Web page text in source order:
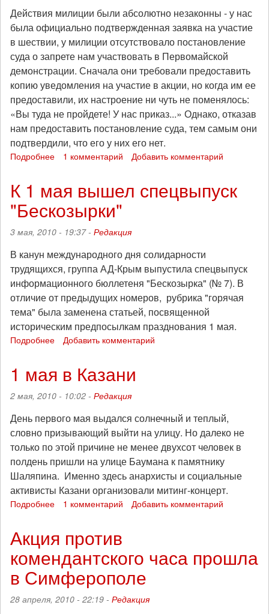
Действия милиции были абсолютно незаконны - у нас
была официально подтвержденная заявка на участие
в шествии, у милиции отсутствовало постановление
суда о запрете нам участвовать в Первомайской
демонстрации. Сначала они требовали предоставить
копию уведомления на участие в акции, но когда им ее
предоставили, их настроение ни чуть не поменялось:
«Вы туда не пройдете! У нас приказ...» Однако, отказав
нам предоставить постановление суда, тем самым они
подтвердили, что его у них его нет.
Подробнее
в
Менты
перекрыли
анархистам
1 комментарий Добавить комментарий
К 1 мая вышел спецвыпуск
"Бескозырки"
3 мая, 2010 - 19:37 - Редакция
В канун международного дня солидарности
трудящихся, группа АД-Крым выпустила спецвыпуск
информационного бюллетеня "Бескозырка" (№ 7). В
отличие от предыдущих номеров, рубрика "горячая
тема" была заменена статьей, посвященной
историческим предпосылкам празднования 1 мая.
Подробнее
мая
спецвыпуск
Добавить комментарий
1 мая в Казани
2 мая, 2010 - 10:02 - Редакция
День первого мая выдался солнечный и теплый,
словно призывающий выйти на улицу. Но далеко не
только по этой причине не менее двухсот человек в
полдень пришли на улице Баумана к памятнику
Шаляпина. Именно здесь анархисты и социальные
активисты Казани организовали митинг-концерт.
Подробнее
в
Казани
1 комментарий Добавить комментарий
Акция против
комендантского часа прошла
в Симферополе
28 апреля, 2010 - 22:19 - Редакция